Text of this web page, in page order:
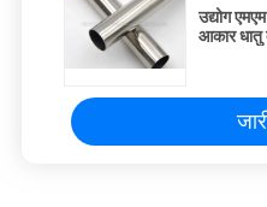
उद्योग
आकार धातु